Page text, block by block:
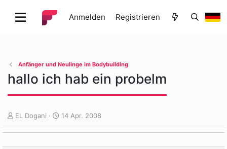
Anmelden Registrieren
Anfänger und Neulinge im Bodybuilding
hallo ich hab ein probelm
E
r
s
EL Dogani
E
r
s
14 Apr. 2008